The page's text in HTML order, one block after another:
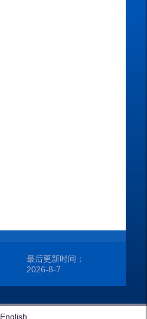
最后更新时间：
2026-8-7
English